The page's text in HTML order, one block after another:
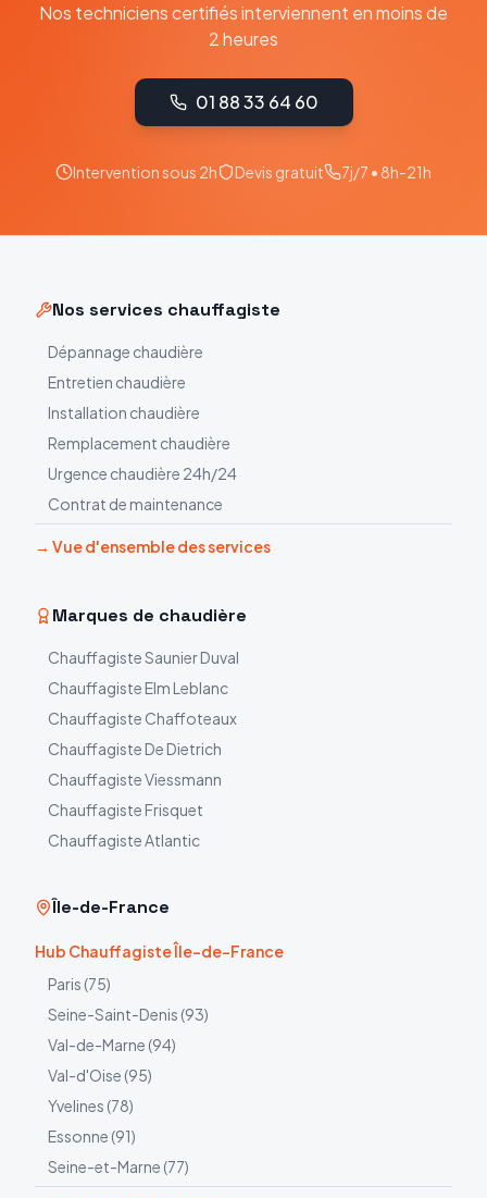
Nos techniciens certifiés interviennent en moins de
2 heures
01 88 33 64 60
Intervention sous 2h Devis gratuit 7j/7 • 8h-21h
Nos services chauffagiste
Dépannage chaudière
Entretien chaudière
Installation chaudière
Remplacement chaudière
Urgence chaudière 24h/24
Contrat de maintenance
→ Vue d'ensemble des services
Marques de chaudière
ChauffagisteSaunier Duval
Chauffagiste Elm Leblanc
Chauffagiste Chaffoteaux
Chauffagiste De Dietrich
ChauffagisteViessmann
Chauffagiste Frisquet
ChauffagisteAtlantic
Île-de-France
Hub Chauffagiste Île-de-France
Paris (75)
Seine-Saint-Denis (93)
Val-de-Marne (94)
Val-d'Oise (95)
Yvelines (78)
Essonne (91)
Seine-et-Marne (77)